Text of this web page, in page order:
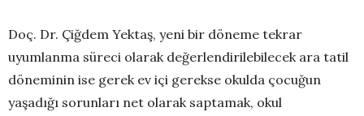
Doç. Dr. Çiğdem Yektaş, yeni bir döneme tekrar
uyumlanma süreci olarak değerlendirilebilecek ara tatil
döneminin ise gerek ev içi gerekse okulda çocuğun
yaşadığı sorunları net olarak saptamak, okul